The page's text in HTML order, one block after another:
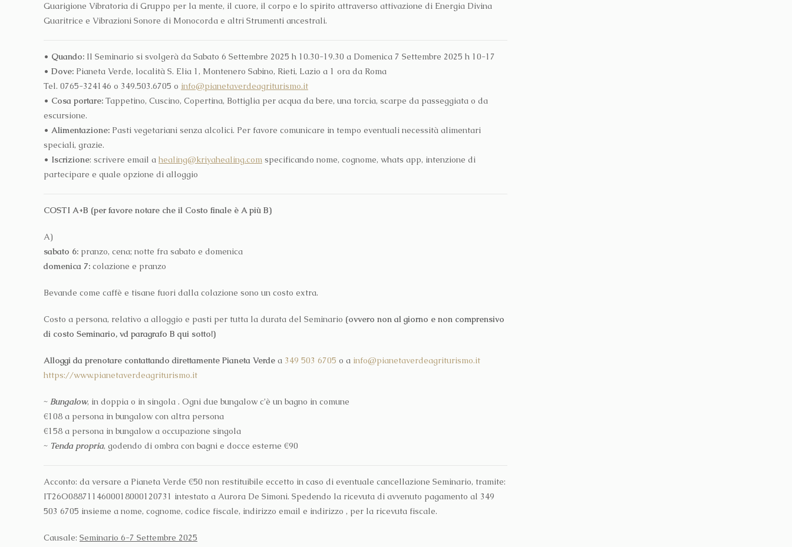
Guarigione Vibratoria di Gruppo per la mente, il cuore, il corpo e lo spirito attraverso attivazione di Energia Divina
Guaritrice e Vibrazioni Sonore di Monocorda e altri Strumenti ancestrali.
• Quando: Il Seminario si svolgerà da Sabato 6 Settembre 2025 h 10.30-19.30 a Domenica 7 Settembre 2025 h 10-17
• Dove: Pianeta Verde, località S. Elia 1, Montenero Sabino, Rieti, Lazio a 1 ora da Roma
Tel. 0765-324146 o 349.503.6705 o info@pianetaverdeagriturismo.it
• Cosa portare: Tappetino, Cuscino, Copertina, Bottiglia per acqua da bere, una torcia, scarpe da passeggiata o da
escursione.
• Alimentazione: Pasti vegetariani senza alcolici. Per favore comunicare in tempo eventuali necessità alimentari
speciali, grazie.
• Iscrizione: scrivere email a healing@kriyahealing.com specificando nome, cognome, whats app, intenzione di
partecipare e quale opzione di alloggio
COSTI A+B (per favore notare che il Costo finale è A più B)
A)
sabato 6: pranzo, cena; notte fra sabato e domenica
domenica 7: colazione e pranzo
Bevande come caffè e tisane fuori dalla colazione sono un costo extra.
Costo a persona, relativo a alloggio e pasti per tutta la durata del Seminario (ovvero non al giorno e non comprensivo
di costo Seminario, vd paragrafo B qui sotto!)
Alloggi da prenotare contattando direttamente Pianeta Verde a 349 503 6705 o a info@pianetaverdeagriturismo.it
https://www.pianetaverdeagriturismo.it
~ Bungalow, in doppia o in singola . Ogni due bungalow c’è un bagno in comune
€108 a persona in bungalow con altra persona
€158 a persona in bungalow a occupazione singola
~ Tenda propria, godendo di ombra con bagni e docce esterne €90
Acconto: da versare a Pianeta Verde €50 non restituibile eccetto in caso di eventuale cancellazione Seminario, tramite:
IT26O0887114600018000120731 intestato a Aurora De Simoni. Spedendo la ricevuta di avvenuto pagamento al 349
503 6705 insieme a nome, cognome, codice fiscale, indirizzo email e indirizzo , per la ricevuta fiscale.
Causale: Seminario 6-7 Settembre 2025